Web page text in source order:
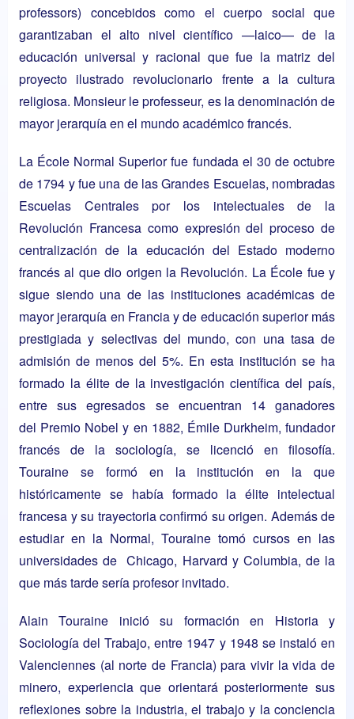
professors) concebidos como el cuerpo social que
garantizaban el alto nivel científico —laico— de la
educación universal y racional que fue la matriz del
proyecto ilustrado revolucionario frente a la cultura
religiosa. Monsieur le professeur, es la denominación de
mayor jerarquía en el mundo académico francés.
La École Normal Superior fue fundada el 30 de octubre
de 1794 y fue una de las Grandes Escuelas, nombradas
Escuelas Centrales por los intelectuales de la
Revolución Francesa como expresión del proceso de
centralización de la educación del Estado moderno
francés al que dio origen la Revolución. La École fue y
sigue siendo una de las instituciones académicas de
mayor jerarquía en Francia y de educación superior más
prestigiada y selectivas del mundo, con una tasa de
admisión de menos del 5%. En esta institución se ha
formado la élite de la investigación científica del país,
entre sus egresados se encuentran 14 ganadores
del Premio Nobel y en 1882, Émile Durkheim, fundador
francés de la sociología, se licenció en filosofía.
Touraine se formó en la institución en la que
históricamente se había formado la élite intelectual
francesa y su trayectoria confirmó su origen. Además de
estudiar en la Normal, Touraine tomó cursos en las
universidades deChicago, Harvard y Columbia, de la
que más tarde sería profesor invitado.
Alain Touraine inició su formación en Historia y
Sociología del Trabajo, entre 1947 y 1948 se instaló en
Valenciennes (al norte de Francia) para vivir la vida de
minero, experiencia que orientará posteriormente sus
reflexiones sobre la industria, el trabajo y la conciencia